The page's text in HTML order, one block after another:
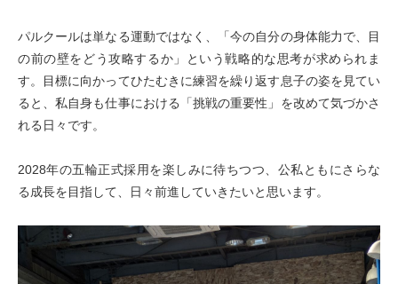
パルクールは単なる運動ではなく、「今の自分の身体能力で、目
の前の壁をどう攻略するか」という戦略的な思考が求められま
す。目標に向かってひたむきに練習を繰り返す息子の姿を見てい
ると、私自身も仕事における「挑戦の重要性」を改めて気づかさ
れる日々です。
2028年の五輪正式採用を楽しみに待ちつつ、公私ともにさらな
る成長を目指して、日々前進していきたいと思います。